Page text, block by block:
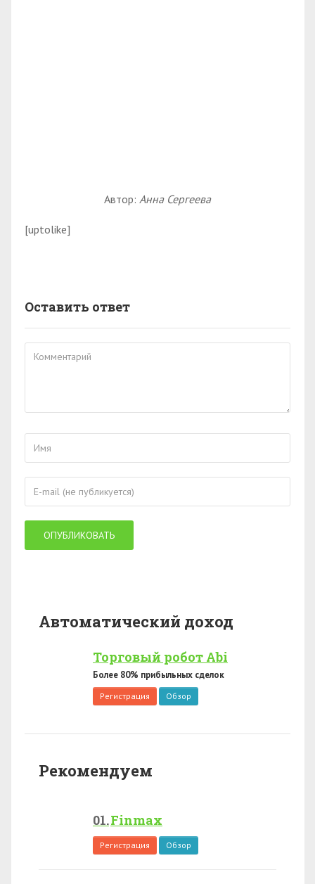
Автор: Анна Сергеева
[uptolike]
Оставить ответ
Автоматический доход
Торговый робот Abi
Более 80% прибыльных сделок
Регистрация Обзор
Рекомендуем
Finmax
Регистрация Обзор